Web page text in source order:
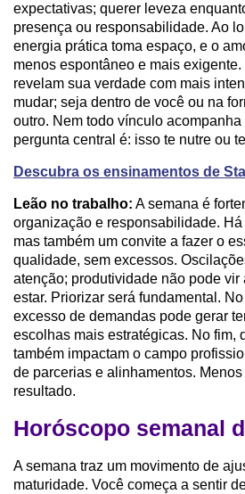
expectativas; querer leveza
presença ou responsabilidade. Ao
energia prática toma espaço, e o
menos espontâneo e mais
revelam sua verdade com mais
mudar; seja dentro de você ou na
outro. Nem todo vínculo
pergunta central é: isso te nutre ou
Descubra os ensinamentos de
Leão no trabalho: A semana é
organização e responsabilidade.
mas também um convite a fazer o
qualidade, sem excessos.
atenção; produtividade não pode vir
estar. Priorizar será fundamental.
excesso de demandas pode gerar
escolhas mais estratégicas. No fim,
também impactam o campo
de parcerias e alinhamentos.
resultado.
Horóscopo semanal
A semana traz um movimento de
maturidade. Você começa a sentir